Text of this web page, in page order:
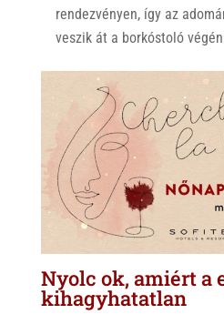
rendezvényen, így az
veszik át a borkóstoló
Nyolc ok, amiért a
kihagyhatatlan